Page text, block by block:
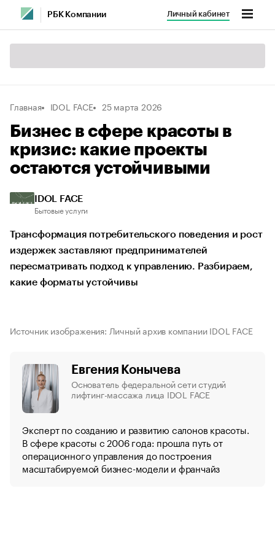
РБК Компании Личный кабинет
Главная IDOL FACE 25 марта 2026
Бизнес в сфере красоты в
кризис: какие проекты
остаются устойчивыми
IDOL FACE
Бытовые услуги
Трансформация потребительского поведения и рост
издержек заставляют предпринимателей
пересматривать подход к управлению. Разбираем,
какие форматы устойчивы
Источник изображения: Личный архив компании IDOL FACE
Евгения Конычева
Основатель федеральной сети студий
лифтинг-массажа лица IDOL FACE
Эксперт по созданию и развитию салонов красоты.
В сфере красоты с 2006 года: прошла путь от
операционного управления до построения
масштабируемой бизнес-модели и франчайз